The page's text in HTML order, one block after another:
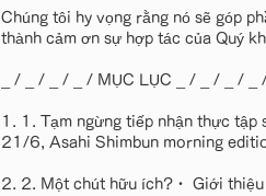
Chúng tôi hy vọng rằng nó sẽ góp
thành cảm ơn sự hợp tác của Quý
_ / _ / _ / _ / MỤC LỤC _ / _ / _ /
1. 1. Tạm ngừng tiếp nhận thực
21/6, Asahi Shimbun morning
2. 2. Một chút hữu ích?・ Giới